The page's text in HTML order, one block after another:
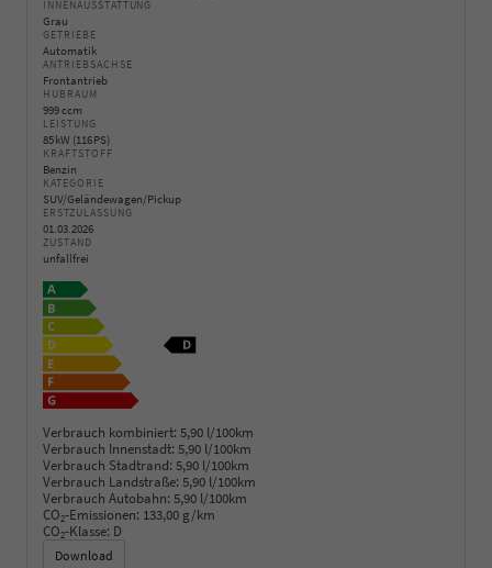
INNENAUSSTATTUNG
Grau
GETRIEBE
Automatik
ANTRIEBSACHSE
Frontantrieb
HUBRAUM
999 ccm
LEISTUNG
85 kW (116 PS)
KRAFTSTOFF
Benzin
KATEGORIE
SUV/Geländewagen/Pickup
ERSTZULASSUNG
01.03.2026
ZUSTAND
unfallfrei
Verbrauch kombiniert: 5,90 l/100km
Verbrauch Innenstadt: 5,90 l/100km
Verbrauch Stadtrand: 5,90 l/100km
Verbrauch Landstraße: 5,90 l/100km
Verbrauch Autobahn: 5,90 l/100km
CO2-Emissionen: 133,00 g/km
CO2-Klasse: D
Download